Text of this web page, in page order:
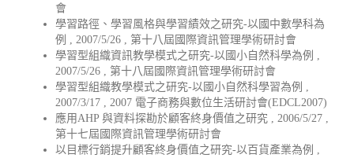
會
學習路徑、學習風格與學習績效之研究-以國中數學科為
例 , 2007/5/26 , 第十八屆國際資訊管理學術研討會
學習型組織資訊教學模式之研究-以國小自然科學為例 ,
2007/5/26 , 第十八屆國際資訊管理學術研討會
學習型組織教學模式之研究-以國小自然科學習為例 ,
2007/3/17 , 2007 電子商務與數位生活研討會(EDCL2007)
應用AHP 與資料探勘於顧客終身價值之研究 , 2006/5/27 ,
第十七屆國際資訊管理學術研討會
以目標行銷提升顧客終身價值之研究-以百貨產業為例 ,